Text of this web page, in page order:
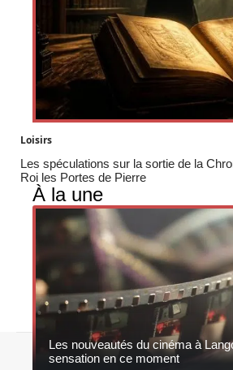
Loisirs
Les spéculations sur la sortie de la
Roi les Portes de Pierre
À la une
Les nouveautés du cinéma à
sensation en ce moment
Contact Mentions légales